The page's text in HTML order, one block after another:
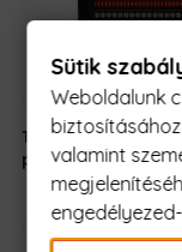
Tacsis csúnya
pulcsi
Sütik
Weboldalunk
valamint